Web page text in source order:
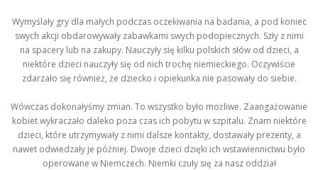
Wymyślały gry dla małych podczas oczekiwania na badania, a pod koniec
swych akcji obdarowywały zabawkami swych podopiecznych. Szły z nimi
na spacery lub na zakupy. Nauczyły się kilku polskich słów od dzieci, a
niektóre dzieci nauczyły się od nich trochę niemieckiego. Oczywiście
zdarzało się również, że dziecko i opiekunka nie pasowały do siebie.
Wówczas dokonałyśmy zmian. To wszystko było możliwe. Zaangażowanie
kobiet wykraczało daleko poza czas ich pobytu w szpitalu. Znam niektóre
dzieci, które utrzymywały z nimi dalsze kontakty, dostawały prezenty, a
nawet odwiedzały je później. Dwoje dzieci dzięki ich wstawiennictwu było
operowane w Niemczech. Niemki czuły się za nasz oddział